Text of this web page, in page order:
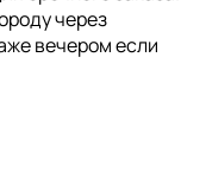
через
вечером если